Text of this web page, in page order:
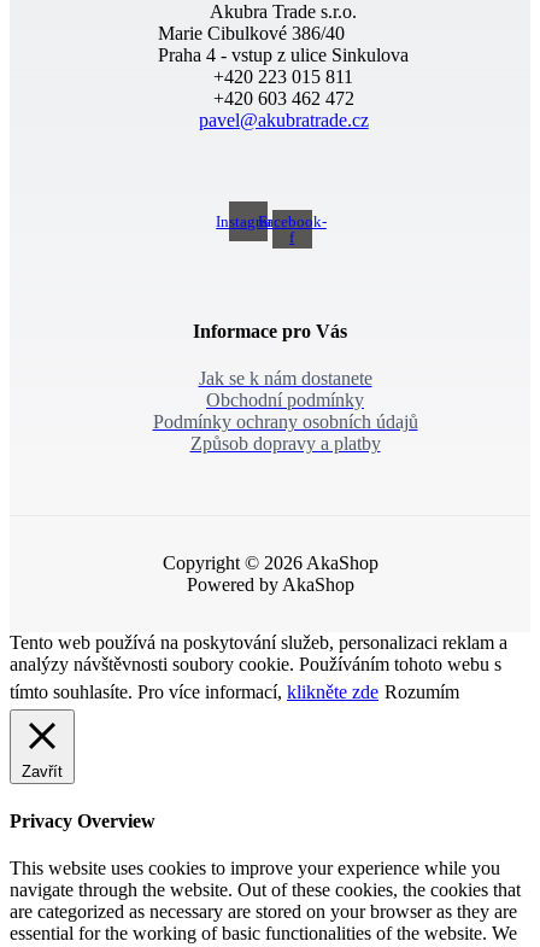
Akubra Trade s.r.o.
Marie Cibulkové 386/40
Praha 4 - vstup z ulice Sinkulova
+420 223 015 811
+420 603 462 472
pavel@akubratrade.cz
InstagramFacebook-
f
Informace pro Vás
Jak se k nám dostanete
Obchodní podmínky
Podmínky ochrany osobních údajů
Způsob dopravy a platby
Copyright © 2026 AkaShop
Powered by AkaShop
Tento web používá na poskytování služeb, personalizaci reklam a
analýzy návštěvnosti soubory cookie. Používáním tohoto webu s
tímto souhlasíte. Pro více informací, klikněte zde Rozumím
Zavřít
Privacy Overview
This website uses cookies to improve your experience while you
navigate through the website. Out of these cookies, the cookies that
are categorized as necessary are stored on your browser as they are
essential for the working of basic functionalities of the website. We